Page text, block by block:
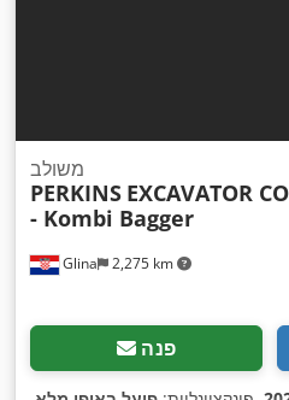
Glina 2,275 km
משולב
PERKINS EXCAVATOR
- Kombi Bagger
פנה